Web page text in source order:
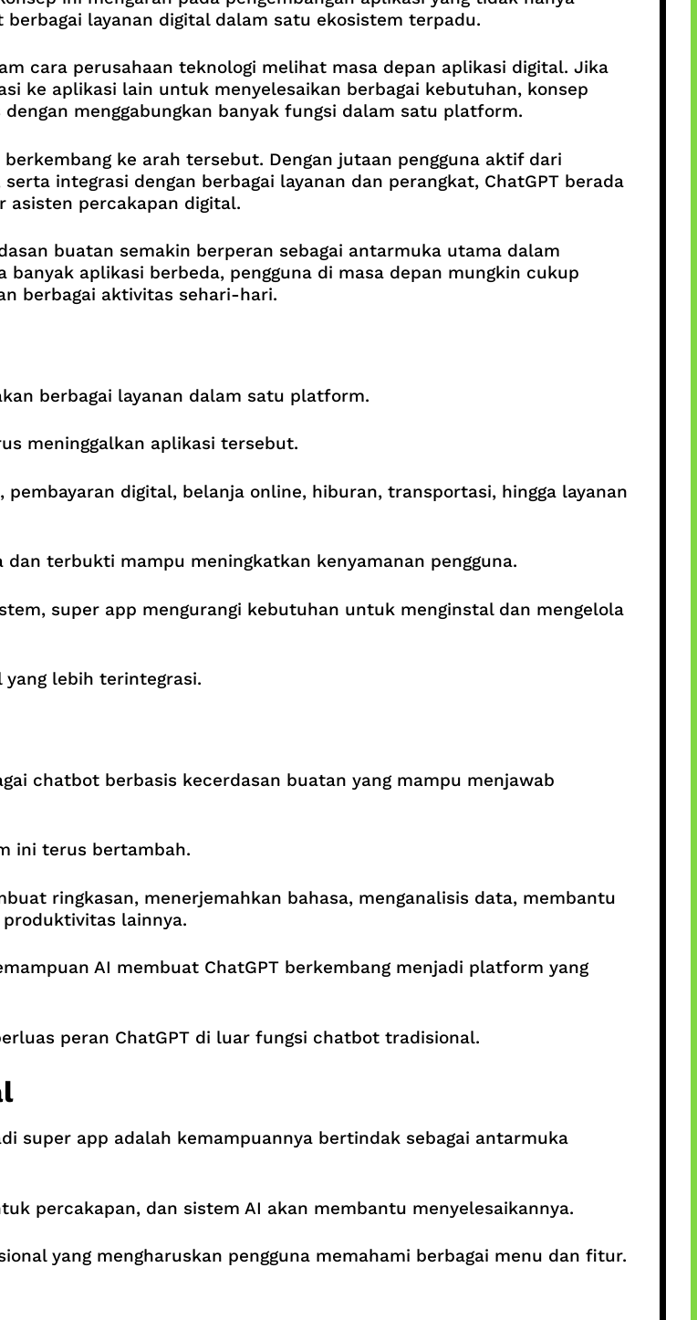
layanan digital dalam satu ekosistem terpadu.
cara perusahaan teknologi melihat masa depan aplikasi digital. Jika
ke aplikasi lain untuk menyelesaikan berbagai kebutuhan, konsep
menggabungkan banyak fungsi dalam satu platform.
ke arah tersebut. Dengan jutaan pengguna aktif dari
integrasi dengan berbagai layanan dan perangkat, ChatGPT berada
asisten percakapan digital.
buatan semakin berperan sebagai antarmuka utama dalam
aplikasi berbeda, pengguna di masa depan mungkin cukup
berbagai aktivitas sehari-hari.
berbagai layanan dalam satu platform.
meninggalkan aplikasi tersebut.
digital, belanja online, hiburan, transportasi, hingga layanan
terbukti mampu meningkatkan kenyamanan pengguna.
super app mengurangi kebutuhan untuk menginstal dan mengelola
yang lebih terintegrasi.
chatbot berbasis kecerdasan buatan yang mampu menjawab
ini terus bertambah.
ringkasan, menerjemahkan bahasa, menganalisis data, membantu
lainnya.
AI membuat ChatGPT berkembang menjadi platform yang
peran ChatGPT di luar fungsi chatbot tradisional.
super app adalah kemampuannya bertindak sebagai antarmuka
percakapan, dan sistem AI akan membantu menyelesaikannya.
yang mengharuskan pengguna memahami berbagai menu dan fitur.